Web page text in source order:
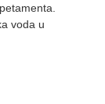
voda u